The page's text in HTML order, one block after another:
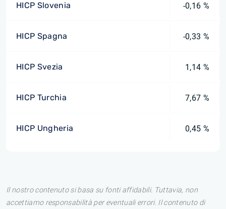
HICP Slovenia -0,16 %
HICP Spagna -0,33 %
HICP Svezia 1,14 %
HICP Turchia 7,67 %
HICP Ungheria 0,45 %
Il nostro contenuto si basa su fonti affidabili. Tuttavia, non
accettiamo responsabilità per eventuali errori. Il contenuto di